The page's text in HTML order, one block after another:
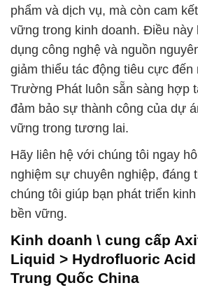
phẩm và dịch vụ, mà còn cam
vững trong kinh doanh. Điều này
dụng công nghệ và nguồn
giảm thiểu tác động tiêu cực
Trường Phát luôn sẵn sàng hợp
đảm bảo sự thành công của dự
vững trong tương lai.
Hãy liên hệ với chúng tôi ngay
nghiệm sự chuyên nghiệp, đáng
chúng tôi giúp bạn phát triển
bền vững.
Kinh doanh \ cung cấp
Liquid > Hydrofluoric Acid
Trung Quốc China